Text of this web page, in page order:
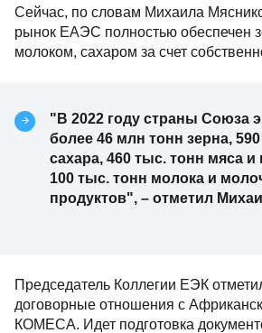
Сейчас, по словам Михаила
рынок ЕАЭС полностью обеспечен
молоком, сахаром за счет
"В 2022 году страны Союза
более 46 млн тонн зерна,
сахара, 460 тыс. тонн мяса
100 тыс. тонн молока и
продуктов", – отметил
Председатель Коллегии ЕЭК
договорные отношения с
КОМЕСА. Идет подготовка